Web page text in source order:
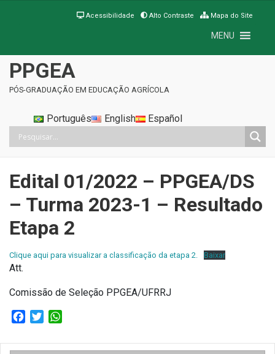
Mapa do Site
Alto Contraste
Acessibilidade
MENU
PPGEA
PÓS-GRADUAÇÃO EM EDUCAÇÃO AGRÍCOLA
Português English Español
Edital 01/2022 – PPGEA/DS
– Turma 2023-1 – Resultado
Etapa 2
Clique aqui para visualizar a classificação da etapa 2. Baixar
Att.
Comissão de Seleção PPGEA/UFRRJ
Facebook
Twitter